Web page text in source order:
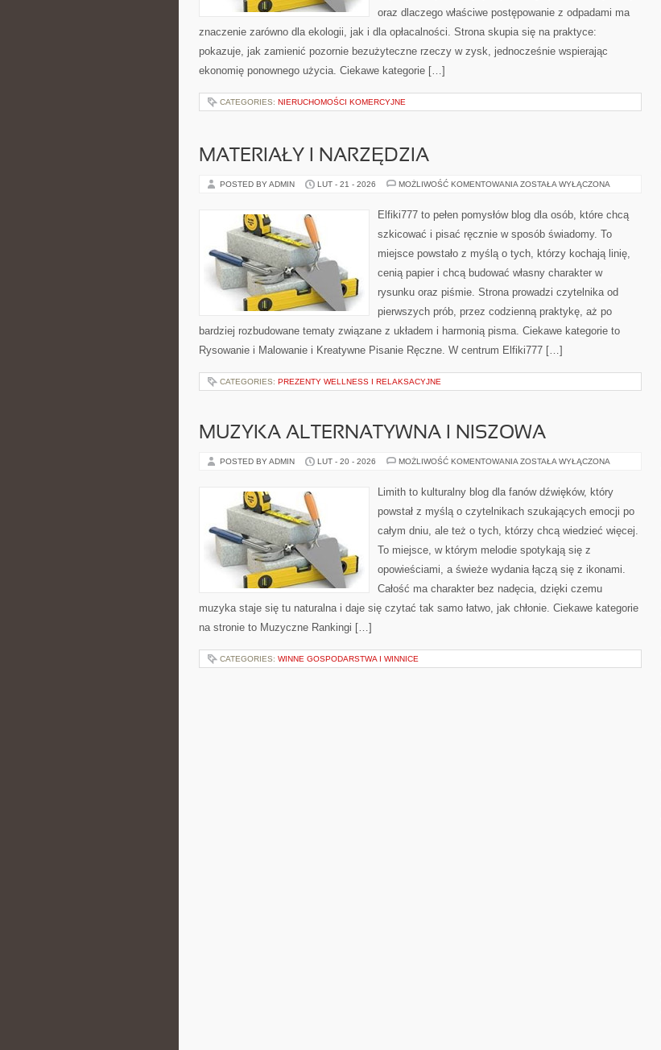
oraz dlaczego właściwe postępowanie z odpadami ma
znaczenie zarówno dla ekologii, jak i dla opłacalności. Strona skupia się na praktyce:
pokazuje, jak zamienić pozornie bezużyteczne rzeczy w zysk, jednocześnie wspierając
ekonomię ponownego użycia. Ciekawe kategorie […]
CATEGORIES: NIERUCHOMOŚCI KOMERCYJNE
MATERIAŁY I NARZĘDZIA
POSTED BY ADMIN LUT - 21 - 2026 MOŻLIWOŚĆ KOMENTOWANIA MATERIAŁY
ZOSTAŁA WYŁĄCZONA
Elfiki777 to pełen pomysłów blog dla osób, które chcą
szkicować i pisać ręcznie w sposób świadomy. To
miejsce powstało z myślą o tych, którzy kochają linię,
cenią papier i chcą budować własny charakter w
rysunku oraz piśmie. Strona prowadzi czytelnika od
pierwszych prób, przez codzienną praktykę, aż po
bardziej rozbudowane tematy związane z układem i harmonią pisma. Ciekawe kategorie to
Rysowanie i Malowanie i Kreatywne Pisanie Ręczne. W centrum Elfiki777 […]
CATEGORIES: PREZENTY WELLNESS I RELAKSACYJNE
MUZYKA ALTERNATYWNA I NISZOWA
POSTED BY ADMIN LUT - 20 - 2026 MOŻLIWOŚĆ KOMENTOWANIA MUZYKA
NISZOWA
ZOSTAŁA WYŁĄCZONA
Limith to kulturalny blog dla fanów dźwięków, który
powstał z myślą o czytelnikach szukających emocji po
całym dniu, ale też o tych, którzy chcą wiedzieć więcej.
To miejsce, w którym melodie spotykają się z
opowieściami, a świeże wydania łączą się z ikonami.
Całość ma charakter bez nadęcia, dzięki czemu
muzyka staje się tu naturalna i daje się czytać tak samo łatwo, jak chłonie. Ciekawe kategorie
na stronie to Muzyczne Rankingi […]
CATEGORIES: WINNE GOSPODARSTWA I WINNICE